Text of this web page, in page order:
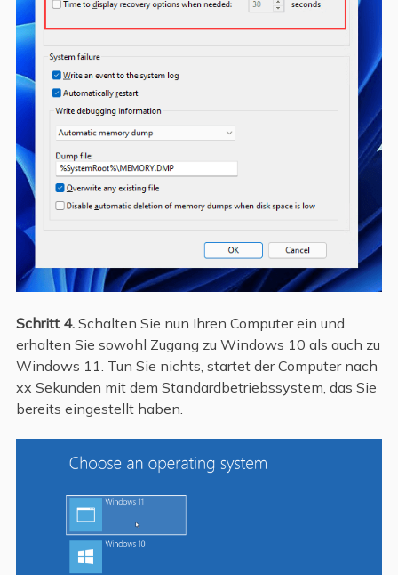
Schritt 4. Schalten Sie nun Ihren Computer ein und
erhalten Sie sowohl Zugang zu Windows 10 als auch zu
Windows 11. Tun Sie nichts, startet der Computer nach
xx Sekunden mit dem Standardbetriebssystem, das Sie
bereits eingestellt haben.